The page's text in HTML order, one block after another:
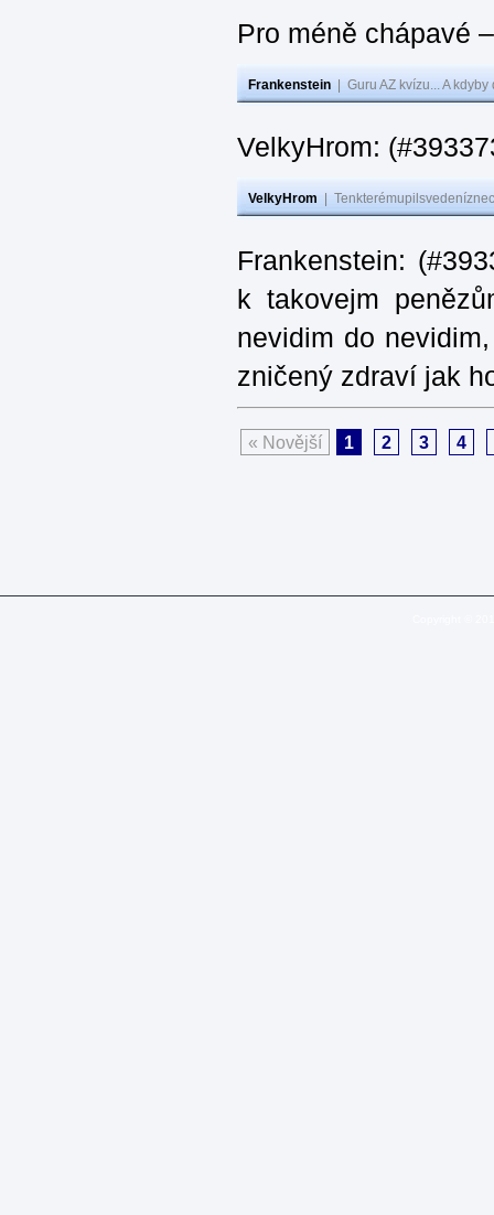
Pro méně chápavé
Frankenstein Guru AZ kvízu... A
VelkyHrom:
VelkyHrom
Frankenstein:
k takovejm
nevidim do
zničený zdraví jak
« Novější 1 2 3 4